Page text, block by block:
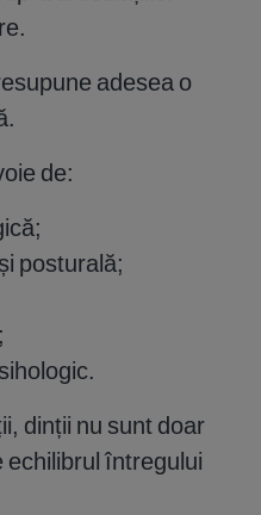
adesea o
de:
posturală;
dinții nu sunt doar
echilibrul întregului